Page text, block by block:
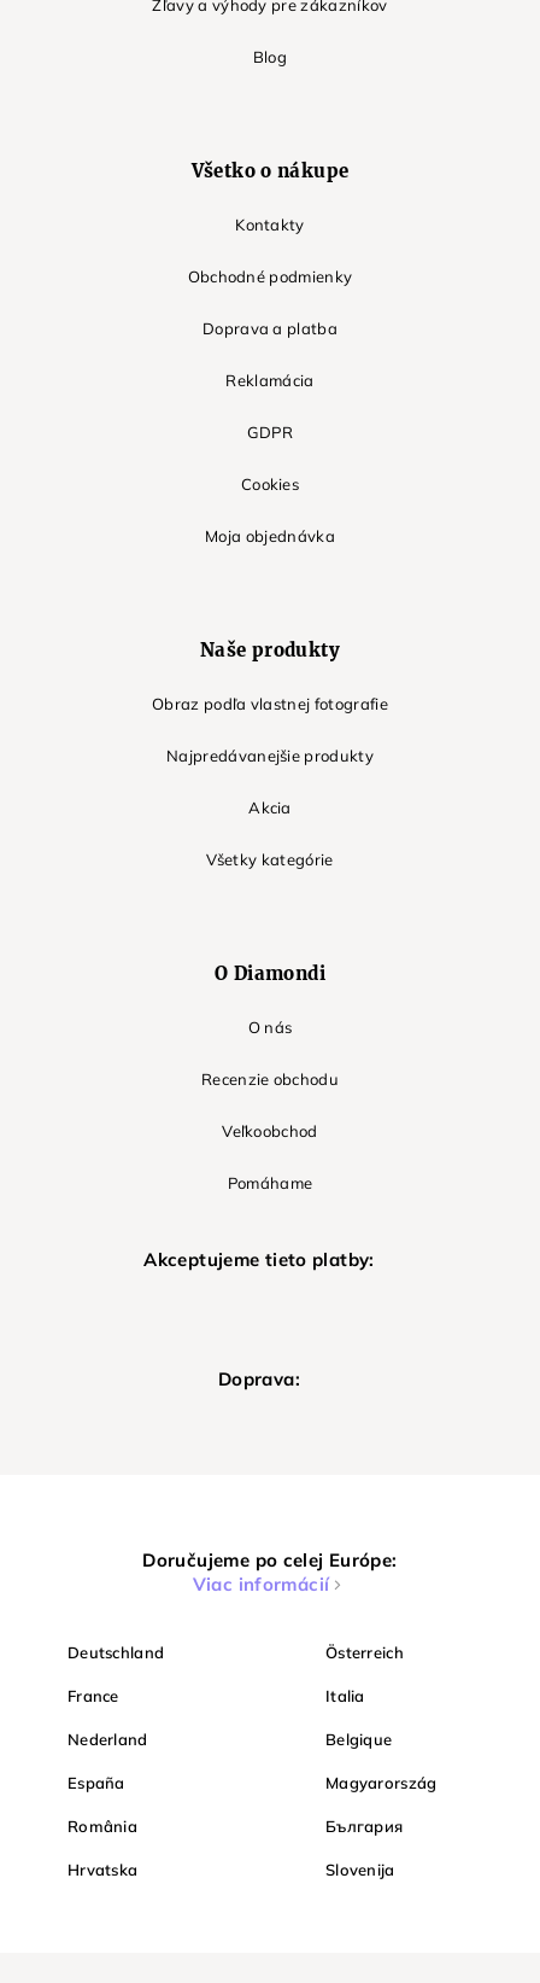
Zľavy a výhody pre zákazníkov
Blog
Všetko o nákupe
Kontakty
Obchodné podmienky
Doprava a platba
Reklamácia
GDPR
Cookies
Moja objednávka
Naše produkty
Obraz podľa vlastnej fotografie
Najpredávanejšie produkty
Akcia
Všetky kategórie
O Diamondi
O nás
Recenzie obchodu
Veľkoobchod
Pomáhame
Akceptujeme tieto platby:
Doprava:
Doručujeme po celej Európe:
Viac informácií
Deutschland Österreich
France Italia
Nederland Belgique
España Magyarország
România България
Hrvatska Slovenija